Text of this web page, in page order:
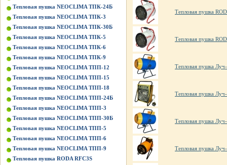
Тепловая пушка NEOCLIMA ТПК-24Б
Тепловая пушка NEOCLIMA ТПК-3
Тепловая пушка NEOCLIMA ТПК-30Б
Тепловая пушка NEOCLIMA ТПК-5
Тепловая пушка NEOCLIMA ТПК-6
Тепловая пушка NEOCLIMA ТПК-9
Тепловая пушка NEOCLIMA ТПП-12
Тепловая пушка NEOCLIMA ТПП-15
Тепловая пушка NEOCLIMA ТПП-18
Тепловая пушка NEOCLIMA ТПП-24Б
Тепловая пушка NEOCLIMA ТПП-3
Тепловая пушка NEOCLIMA ТПП-30Б
Тепловая пушка NEOCLIMA ТПП-5
Тепловая пушка NEOCLIMA ТПП-6
Тепловая пушка NEOCLIMA ТПП-9
Тепловая пушка RODA RFC3S
Тепловая пушка
Тепловая пушка
Тепловая пушка
Тепловая пушка
Тепловая пушка
Тепловая пушка